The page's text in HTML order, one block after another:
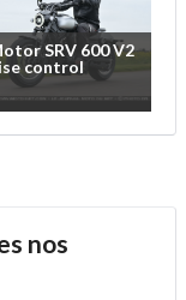
SRV 600V2
control
nos